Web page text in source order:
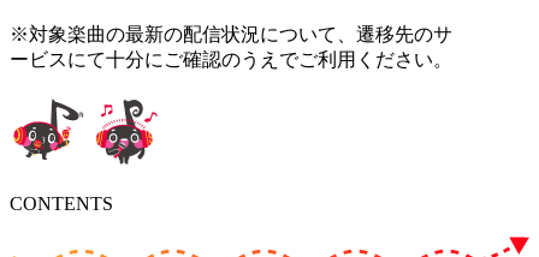
※対象楽曲の最新の配信状況について、遷移先のサ
ービスにて十分にご確認のうえでご利用ください。
CONTENTS